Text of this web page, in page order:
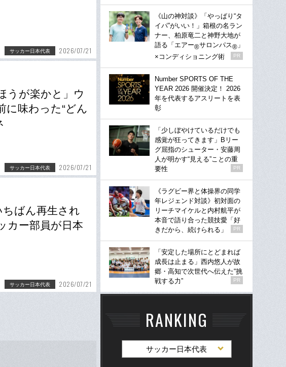
サッカー日本代表 2026/07/21
うが楽かと」ウ
に味わった“どん
サッカー日本代表 2026/07/21
ちばん再生され
カー部員が日本
サッカー日本代表 2026/07/21
《山の神対談》「やっぱり“タ
イパ”がいい！」箱根の名ラン
ナー、柏原竜二と神野大地が
語る「エアー®サロンパス® 」
×コンディショニング術
PR
Number SPORTS OF THE
YEAR 2026 開催決定！ 2026
年を代表するアスリートを表
彰
「少しぼやけているだけでも
感覚が狂ってきます」Bリー
グ屈指のシューター・安藤周
人が明かす“見える”ことの重
要性
PR
《ラグビー界と体操界の同学
年レジェンド対談》初対面の
リーチマイケルと内村航平が
本音で語り合った競技愛「好
きだから、続けられる」
PR
「安定した場所にとどまれば
成長は止まる」西内悠人が故
郷・高知で次世代へ伝えた“挑
戦する力”
PR
RANKING
サッカー日本代表